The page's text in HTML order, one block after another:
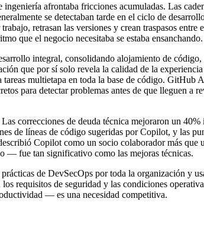
afrontaba fricciones acumuladas. Las
se detectaban tarde en el ciclo de
retrasan las versiones y crean traspasos
que el negocio necesitaba se estaba ensanchando.
integral, consolidando alojamiento de
que por sí solo revela la calidad de la
multietapa en toda la base de código.
para detectar problemas antes de que lleguen
correcciones de deuda técnica mejoraron un
de líneas de código sugeridas por Copilot, y las
Copilot como un socio colaborador más
— fue tan significativo como las mejoras técnicas.
prácticas de DevSecOps por toda la organización
requisitos de seguridad y las condiciones
— es una necesidad competitiva.